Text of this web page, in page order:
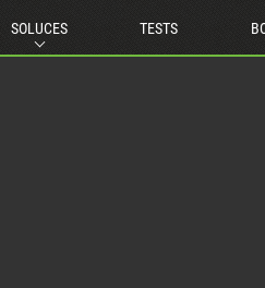
SOLUCES TESTS